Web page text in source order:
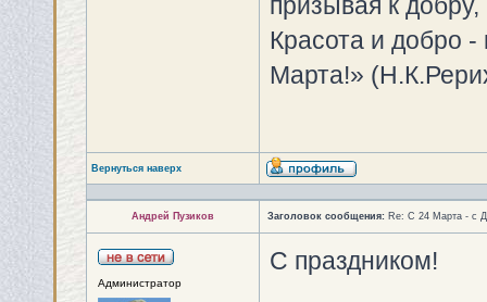
Красота и добро -
Марта!»
Вернуться наверх
Андрей Пузиков Заголовок сообщения: Re: С 24 Марта - с
Администратор
С праздником!